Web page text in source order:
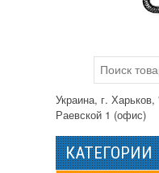
Украина, г.
Раевской 1 (офис)
КАТЕГОРИИ